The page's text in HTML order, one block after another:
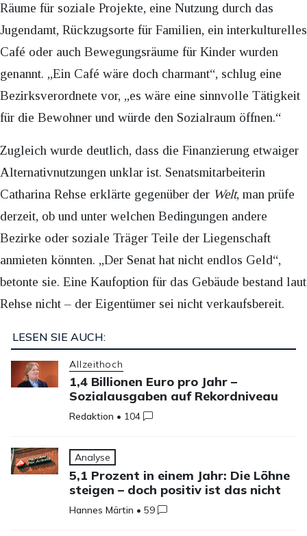
Räume für soziale Projekte, eine Nutzung durch das
Jugendamt, Rückzugsorte für Familien, ein interkulturelles
Café oder auch Bewegungsräume für Kinder wurden
genannt. „Ein Café wäre doch charmant“, schlug eine
Bezirksverordnete vor, „es wäre eine sinnvolle Tätigkeit
für die Bewohner und würde den Sozialraum öffnen.“
Zugleich wurde deutlich, dass die Finanzierung etwaiger
Alternativnutzungen unklar ist. Senatsmitarbeiterin
Catharina Rehse erklärte gegenüber der Welt, man prüfe
derzeit, ob und unter welchen Bedingungen andere
Bezirke oder soziale Träger Teile der Liegenschaft
anmieten könnten. „Der Senat hat nicht endlos Geld“,
betonte sie. Eine Kaufoption für das Gebäude bestand laut
Rehse nicht – der Eigentümer sei nicht verkaufsbereit.
LESEN SIE AUCH:
Allzeithoch
1,4 Billionen Euro pro Jahr –
Sozialausgaben auf Rekordniveau
Redaktion • 104
Analyse
5,1 Prozent in einem Jahr: Die Löhne
steigen – doch positiv ist das nicht
Hannes Märtin •59